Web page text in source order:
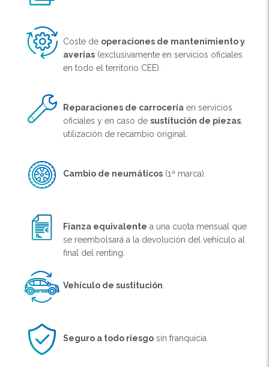
Coste de operaciones de mantenimiento y
averias (exclusivamente en servicios oficiales
en todo el territorio CEE).
Reparaciones de carrocería en servicios
oficiales y en caso de sustitución de piezas
utilización de recambio original.
Cambio de neumáticos (1ª marca).
Fianza equivalente a una cuota mensual que
se reembolsará a la devolución del vehículo al
final del renting.
Vehículo de sustitución
Seguro a todo riesgo sin franquicia.